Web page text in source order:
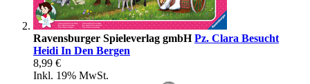
Ravensburger Spieleverlag gmbHPz. Clara Besucht
Heidi In Den Bergen
8,99 €
Inkl. 19% MwSt.